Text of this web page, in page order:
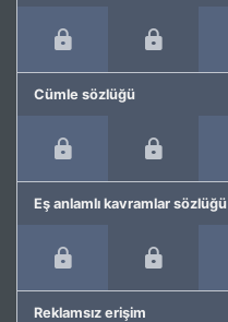
Cümle sözlüğü
Eş anlamlı kavramlar sözlüğü
Reklamsız erişim